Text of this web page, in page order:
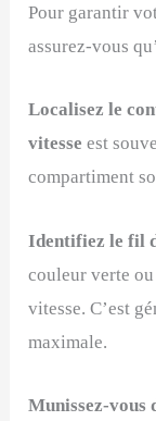
Pour garantir
assurez-vous
Localisez le
vitesse est
compartiment
Identifiez le fil
couleur verte
vitesse. C’est
maximale.
Munissez-vous